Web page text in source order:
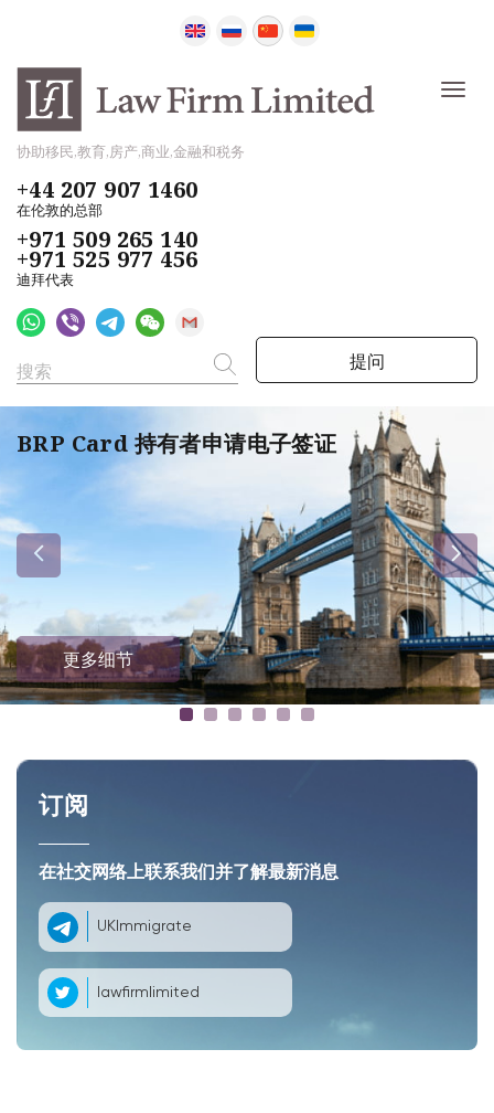
协助移民,教育,房产,商业,金融和税务
+44 207 907 1460
在伦敦的总部
+971 509 265 140
+971 525 977 456
迪拜代表
提问
BRP Card 持有者申请电子签证
更多细节
订阅
在社交网络上联系我们并了解最新消息
UKImmigrate
lawfirmlimited